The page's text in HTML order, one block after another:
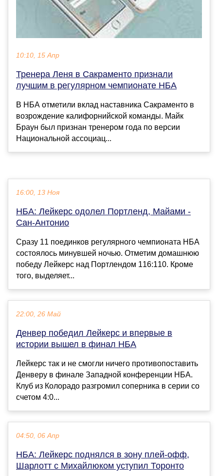
10:10, 15 Апр
Тренера Леня в Сакраменто признали
лучшим в регулярном чемпионате НБА
В НБА отметили вклад наставника Сакраменто в
возрождение калифорнийской команды. Майк
Браун был признан тренером года по версии
Национальной ассоциац...
16:00, 13 Ноя
НБА: Лейкерс одолел Портленд, Майами -
Сан-Антонио
Сразу 11 поединков регулярного чемпионата НБА
состоялось минувшей ночью. Отметим домашнюю
победу Лейкерс над Портлендом 116:110. Кроме
того, выделяет...
22:00, 26 Май
Денвер победил Лейкерс и впервые в
истории вышел в финал НБА
Лейкерс так и не смогли ничего противопоставить
Денверу в финале Западной конференции НБА.
Клуб из Колорадо разгромил соперника в серии со
счетом 4:0...
04:50, 06 Апр
НБА: Лейкерс поднялся в зону плей-офф,
Шарлотт с Михайлюком уступил Торонто